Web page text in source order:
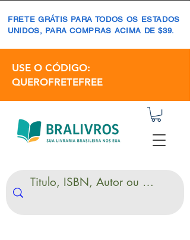
FRETE GRÁTIS PARA TODOS OS ESTADOS
UNIDOS, PARA COMPRAS ACIMA DE $39.
USE O CÓDIGO:
QUEROFRETEFREE